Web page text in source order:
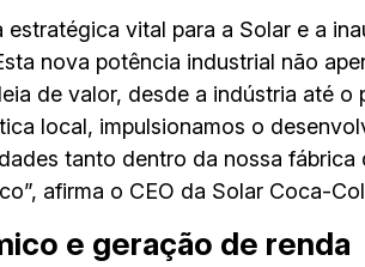
vital para a Solar e a
nova potência industrial não
de valor, desde a indústria até o
local, impulsionamos o
tanto dentro da nossa fábrica
afirma o CEO da Solar Coca-
e geração de renda